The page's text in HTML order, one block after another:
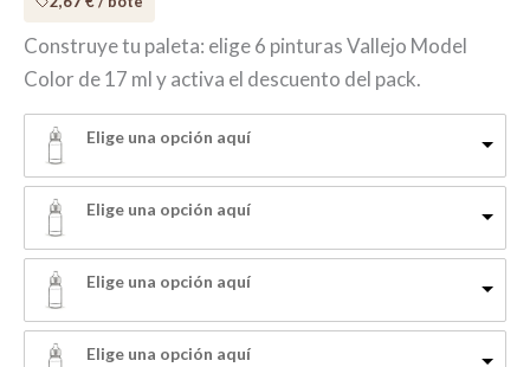
Construye tu paleta: elige 6 pinturas Vallejo Model
Color de 17 ml y activa el descuento del pack.
Elige una opción aquí
Elige una opción aquí
Elige una opción aquí
Elige una opción aquí